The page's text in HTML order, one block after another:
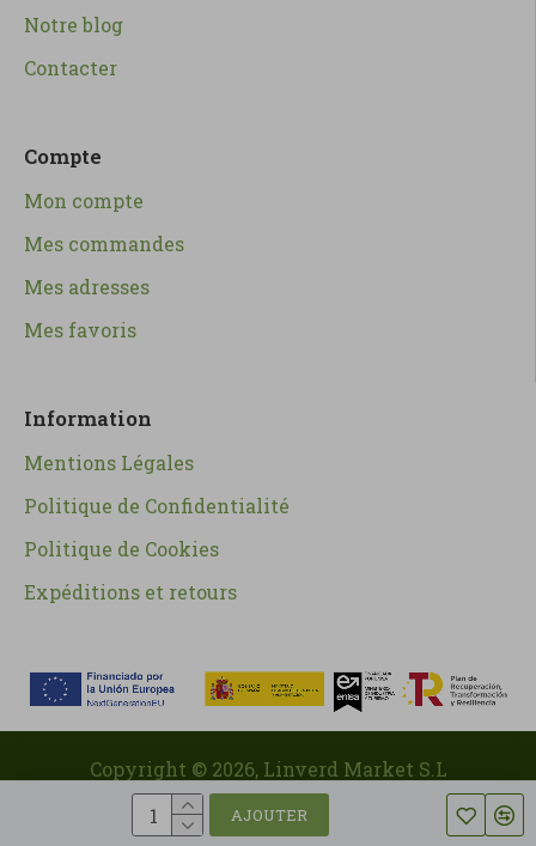
AJOUTER
Notre blog
Contacter
Compte
Mon compte
Mes commandes
Mes adresses
Mes favoris
Information
Mentions Légales
Politique de Confidentialité
Politique de Cookies
Expéditions et retours
Copyright © 2026, Linverd Market S.L